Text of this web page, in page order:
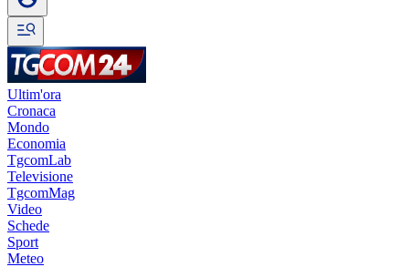
Ultim'ora
Cronaca
Mondo
Economia
TgcomLab
Televisione
TgcomMag
Video
Schede
Sport
Meteo